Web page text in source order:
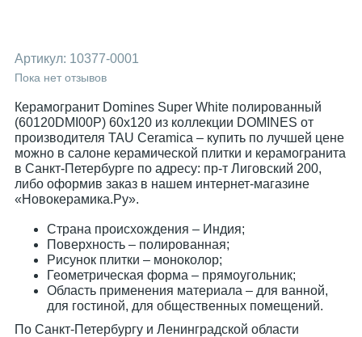
Артикул: 10377-0001
Пока нет отзывов
Керамогранит Domines Super White полированный
(60120DMI00P) 60x120 из коллекции DOMINES от
производителя TAU Ceramica – купить по лучшей цене
можно в салоне керамической плитки и керамогранита
в Санкт-Петербурге по адресу: пр-т Лиговский 200,
либо оформив заказ в нашем интернет-магазине
«Новокерамика.Ру».
Страна происхождения – Индия;
Поверхность – полированная;
Рисунок плитки – моноколор;
Геометрическая форма – прямоугольник;
Область применения материала – для ванной,
для гостиной, для общественных помещений.
По Санкт-Петербургу и Ленинградской области